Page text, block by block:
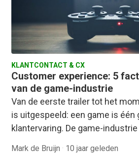
KLANTCONTACT & CX
Customer experience: 5
van de game-industrie
Van de eerste trailer tot het
is uitgespeeld: een game is één
klantervaring. De game-
Mark de Bruijn · 10 jaar geleden